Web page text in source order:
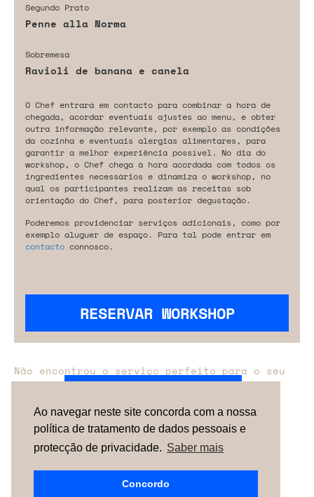
Ao navegar neste site concorda com a nossa
política de tratamento de dados pessoais e
protecção de privacidade. Saber mais
Concordo
Segundo Prato
Penne alla Norma
Sobremesa
Ravioli de banana e canela
O Chef entrará em contacto para combinar a hora de
chegada, acordar eventuais ajustes ao menu, e obter
outra informação relevante, por exemplo as condições
da cozinha e eventuais alergias alimentares, para
garantir a melhor experiência possível. No dia do
workshop, o Chef chega à hora acordada com todos os
ingredientes necessários e dinamiza o workshop, no
qual os participantes realizam as receitas sob
orientação do Chef, para posterior degustação.
Poderemos providenciar serviços adicionais, como por
exemplo aluguer de espaço. Para tal pode entrar em
contacto connosco.
RESERVAR WORKSHOP
Não encontrou o serviço perfeito para o seu
evento?
Entre em contacto connosco.
TERMOS & CONDIÇÕES SOBRE NÓS
COMO
FUNCIONA
CONTACTOS
NEWSLETTER
ESPAÑA | PORTUGAL| UNITED KINGDOM